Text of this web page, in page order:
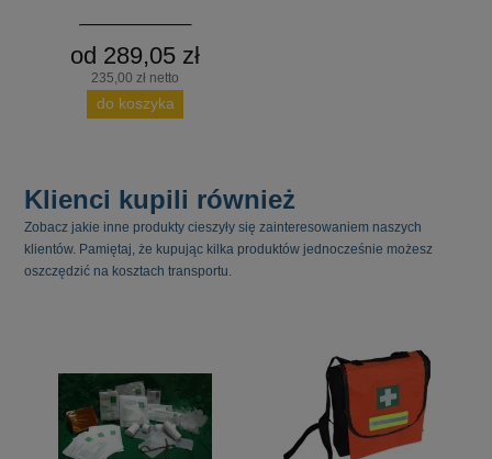
od 289,05 zł
235,00 zł netto
do koszyka
Klienci kupili również
Zobacz jakie inne produkty cieszyły się zainteresowaniem naszych
klientów. Pamiętaj, że kupując kilka produktów jednocześnie możesz
oszczędzić na kosztach transportu.